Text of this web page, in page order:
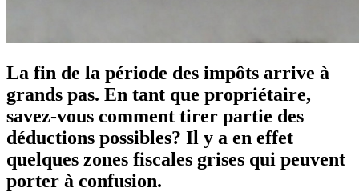
La fin de la période des impôts arrive à
grands pas. En tant que propriétaire,
savez-vous comment tirer partie des
déductions possibles? Il y a en effet
quelques zones fiscales grises qui peuvent
porter à confusion.